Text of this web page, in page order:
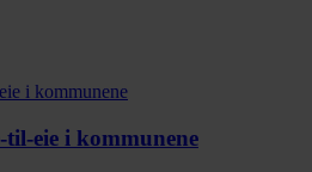
til-eie i kommunene